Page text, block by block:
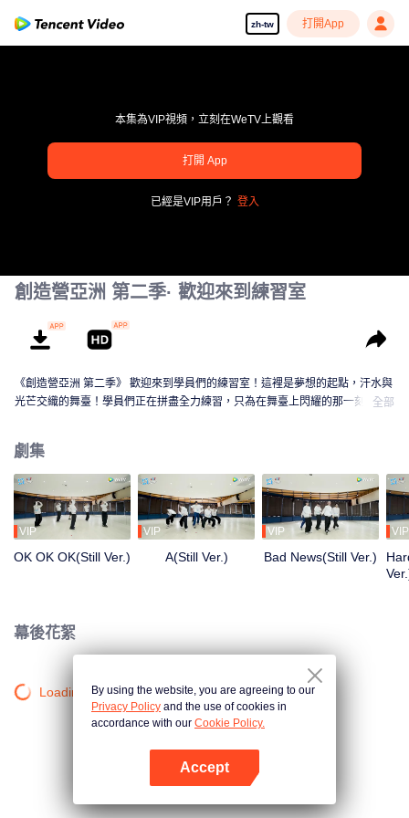
zh-tw 打開App
pay limit
本集為VIP視頻，立刻在WeTV上觀看
打開 App
已經是VIP用戶？ 登入
創造營亞洲 第二季· 歡迎來到練習室
《創造營亞洲 第二季》 歡迎來到學員們的練習室！這裡是夢想的起點，汗水與
光芒交織的舞臺！學員們正在拼盡全力練習，只為在舞臺上閃耀的那一刻。從
全部
劇集
VIP
OK OK OK(Still Ver.)
VIP
A(Still Ver.)
VIP
Bad News(Still Ver.)
VIP
幕後花絮
Loading…By using the website, you are agreeing to our
Privacy Policy and the use of cookies in
accordance with our Cookie Policy.
Accept